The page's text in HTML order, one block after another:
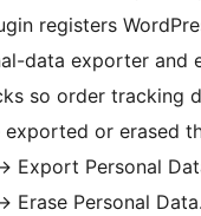
registers
data exporter and
so order tracking
exported or erased
Export Personal
Erase Personal Data.